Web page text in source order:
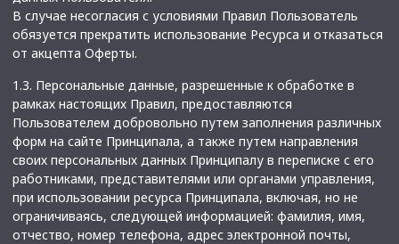
В случае несогласия с условиями Правил Пользователь
обязуется прекратить использование Ресурса и отказаться
от акцепта Оферты.
1.3. Персональные данные, разрешенные к обработке в
рамках настоящих Правил, предоставляются
Пользователем добровольно путем заполнения различных
форм на сайте Принципала, а также путем направления
своих персональных данных Принципалу в переписке с его
работниками, представителями или органами управления,
при использовании ресурса Принципала, включая, но не
ограничиваясь, следующей информацией: фамилия, имя,
отчество, номер телефона, адрес электронной почты,